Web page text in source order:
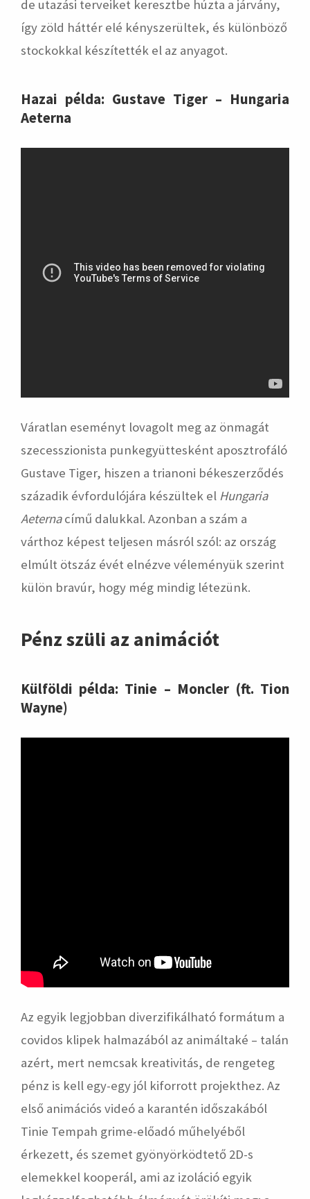
de utazási terveiket keresztbe húzta a járvány,
így zöld háttér elé kényszerültek, és különböző
stockokkal készítették el az anyagot.
Hazai példa: Gustave Tiger – Hungaria
Aeterna
Váratlan eseményt lovagolt meg az önmagát
szecesszionista punkegyüttesként aposztrofáló
Gustave Tiger, hiszen a trianoni békeszerződés
századik évfordulójára készültek el Hungaria
Aeternacímű dalukkal. Azonban a szám a
várthoz képest teljesen másról szól: az ország
elmúlt ötszáz évét elnézve véleményük szerint
külön bravúr, hogy még mindig létezünk.
Pénz szüli az animációt
Külföldi példa: Tinie – Moncler (ft. Tion
Wayne)
Az egyik legjobban diverzifikálható formátum a
covidos klipek halmazából az animáltaké – talán
azért, mert nemcsak kreativitás, de rengeteg
pénz is kell egy-egy jól kiforrott projekthez. Az
első animációs videó a karantén időszakából
Tinie Tempah grime-előadó műhelyéből
érkezett, és szemet gyönyörködtető 2D-s
elemekkel kooperál, ami az izoláció egyik